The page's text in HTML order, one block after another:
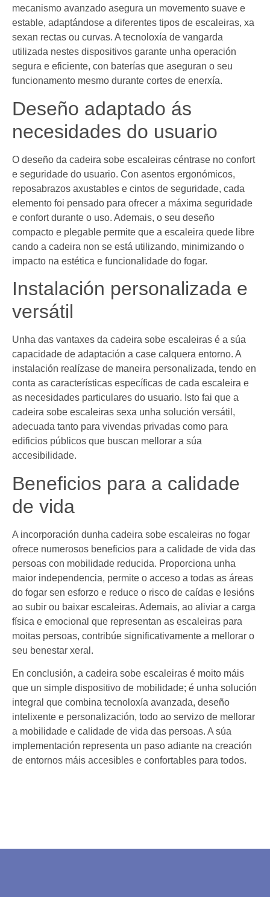
mecanismo avanzado asegura un movemento suave e
estable, adaptándose a diferentes tipos de escaleiras, xa
sexan rectas ou curvas. A tecnoloxía de vangarda
utilizada nestes dispositivos garante unha operación
segura e eficiente, con baterías que aseguran o seu
funcionamento mesmo durante cortes de enerxía.
Deseño adaptado ás
necesidades do usuario
O deseño da cadeira sobe escaleiras céntrase no confort
e seguridade do usuario. Con asentos ergonómicos,
reposabrazos axustables e cintos de seguridade, cada
elemento foi pensado para ofrecer a máxima seguridade
e confort durante o uso. Ademais, o seu deseño
compacto e plegable permite que a escaleira quede libre
cando a cadeira non se está utilizando, minimizando o
impacto na estética e funcionalidade do fogar.
Instalación personalizada e
versátil
Unha das vantaxes da cadeira sobe escaleiras é a súa
capacidade de adaptación a case calquera entorno. A
instalación realízase de maneira personalizada, tendo en
conta as características específicas de cada escaleira e
as necesidades particulares do usuario. Isto fai que a
cadeira sobe escaleiras sexa unha solución versátil,
adecuada tanto para vivendas privadas como para
edificios públicos que buscan mellorar a súa
accesibilidade.
Beneficios para a calidade
de vida
A incorporación dunha cadeira sobe escaleiras no fogar
ofrece numerosos beneficios para a calidade de vida das
persoas con mobilidade reducida. Proporciona unha
maior independencia, permite o acceso a todas as áreas
do fogar sen esforzo e reduce o risco de caídas e lesións
ao subir ou baixar escaleiras. Ademais, ao aliviar a carga
física e emocional que representan as escaleiras para
moitas persoas, contribúe significativamente a mellorar o
seu benestar xeral.
En conclusión, a cadeira sobe escaleiras é moito máis
que un simple dispositivo de mobilidade; é unha solución
integral que combina tecnoloxía avanzada, deseño
intelixente e personalización, todo ao servizo de mellorar
a mobilidade e calidade de vida das persoas. A súa
implementación representa un paso adiante na creación
de entornos máis accesibles e confortables para todos.